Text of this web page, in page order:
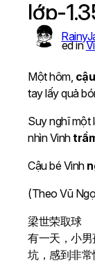
lớp-
Published in
Một hôm,
tay lấy quả
Suy nghĩ một
nhìn Vinh
Cậu bé Vinh
(Theo Vũ
梁世荣取球
有一天，小
坑，感到非常